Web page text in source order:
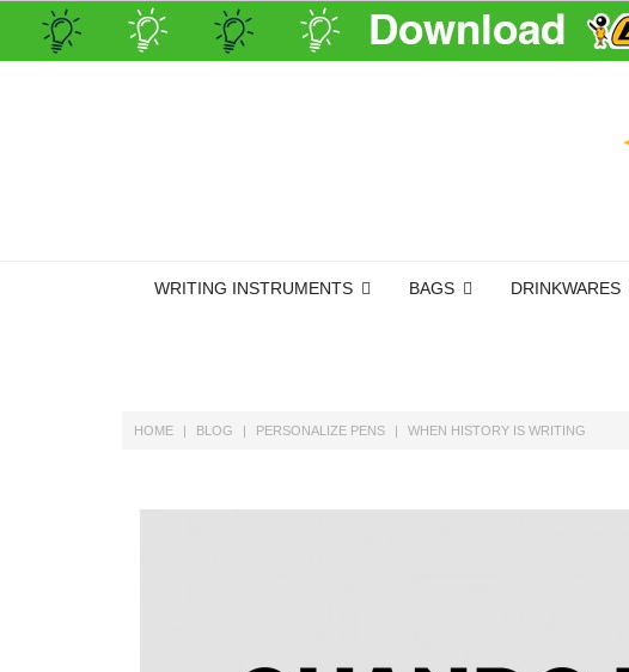
WRITING INSTRUMENTS BAGS DRINKWARES
HOME BLOG PERSONALIZE PENS WHEN HISTORY IS WRITING